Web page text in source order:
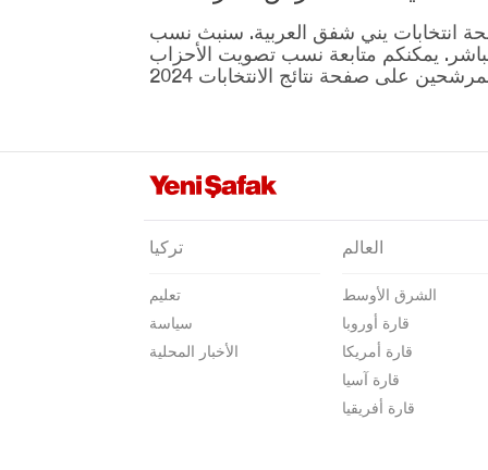
توكات
طرابزون
أوشاك
فان
يالوفا
يوزغات
زونغولداك
المقرر إجراؤها في 31 مارس موجودة على صفحة انتخابات يني شفق العربية. سنبث نسب
ونتائج الانتخابات بشكل مباشر. يمكنكم متابعة نسب تصويت الأحزاب
تركيا
تعليم
سياسة
الأخبار المحلية
العالم
الشرق الأوسط
قارة أوروبا
قارة أمريكا
قارة آسيا
قارة أفريقيا